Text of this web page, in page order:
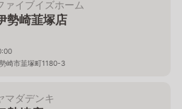
ァイブイズホーム
勢崎韮塚店
崎市韮塚町1180-3
マダデンキ